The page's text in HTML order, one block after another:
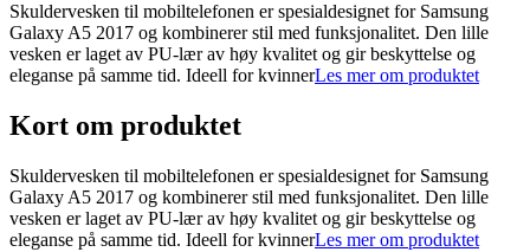
Skuldervesken til mobiltelefonen er spesialdesignet for Samsung
Galaxy A5 2017 og kombinerer stil med funksjonalitet. Den lille
vesken er laget av PU-lær av høy kvalitet og gir beskyttelse og
eleganse på samme tid. Ideell for kvinnerLes mer om produktet
Kort om produktet
Skuldervesken til mobiltelefonen er spesialdesignet for Samsung
Galaxy A5 2017 og kombinerer stil med funksjonalitet. Den lille
vesken er laget av PU-lær av høy kvalitet og gir beskyttelse og
eleganse på samme tid. Ideell for kvinnerLes mer om produktet